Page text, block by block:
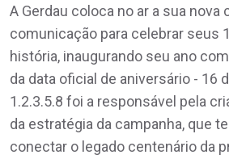
A Gerdau coloca no ar a sua nova
comunicação para celebrar seus
história, inaugurando seu ano
da data oficial de aniversário - 16
1.2.3.5.8 foi a responsável pela
da estratégia da campanha, que
conectar o legado centenário da